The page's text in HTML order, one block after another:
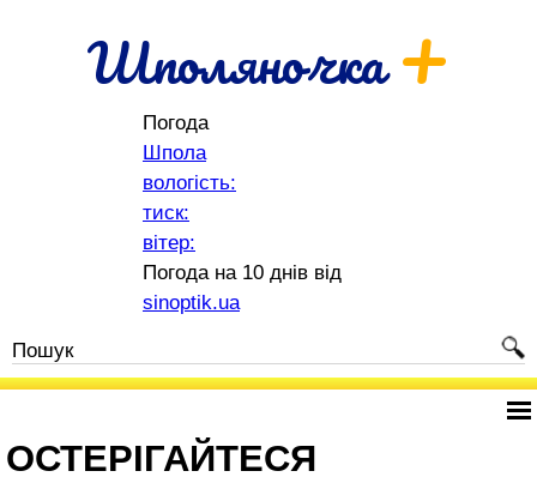
Шполяночка+
Погода
Шпола
вологість:
тиск:
вітер:
Погода на 10 днів від
sinoptik.ua
ОСТЕРІГАЙТЕСЯ